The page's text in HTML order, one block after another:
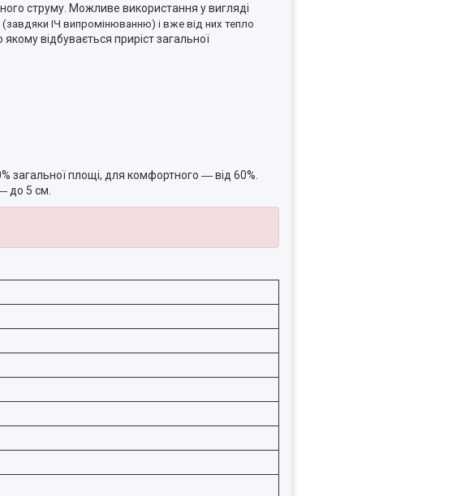
струму. Можливе використання у вигляді
ІЧ випромінюванню) і вже від них тепло
відбувається приріст загальної
загальної площі, для комфортного ― від 60%.
до 5 см.